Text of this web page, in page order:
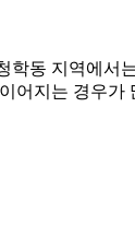
동 지역에
어지는 경우